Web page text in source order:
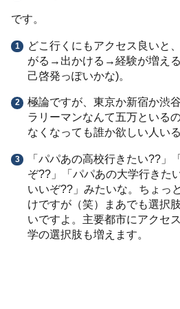
です。
どこ行くにもアクセス良いと
がる→出かける→経験が増え
己啓発っぽいかな)。
極論ですが、東京か新宿か渋
ラリーマンなんて五万といる
なくなっても誰か欲しい人い
「パパあの高校行きたい??」
ぞ??」「パパあの大学行きた
いいぞ??」みたいな。ちょっ
けですが（笑）まあでも選択
いですよ。主要都市にアクセ
学の選択肢も増えます。